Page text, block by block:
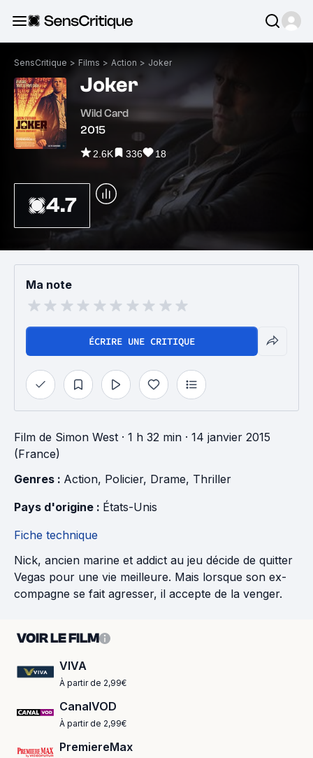
SensCritique > Films > Action > Joker
Joker
Wild Card
2015
2.6K 336 18
4.7
Ma note
ÉCRIRE UNE CRITIQUE
Film de Simon West · 1 h 32 min · 14 janvier 2015
(France)
Genres : Action, Policier, Drame, Thriller
Pays d'origine : États-Unis
Fiche technique
Nick, ancien marine et addict au jeu décide de quitter
Vegas pour une vie meilleure. Mais lorsque son ex-
compagne se fait agresser, il accepte de la venger.
VOIR LE FILM
VIVA
À partir de 2,99€
CanalVOD
À partir de 2,99€
PremiereMax